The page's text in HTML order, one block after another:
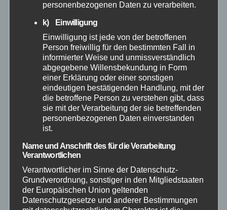
gemäß §32 UrhG auf Berechnung eines
ergänzenden Honorars.
G. Rückgabe des
Bildmaterials
Analoges Bildmaterial ist in der gelieferten
Form unverzüglich nach der Veröffentlichung
oder der vereinbarten Nutzung, spätestens
jedoch 3 Monate nach dem Lieferdatum,
unaufgefordert zurückzusenden; beizufügen
sind zwei Belegexemplare. Eine Verlängerung
der 3-Monatsfrist bedarf der schriftlichen
Genehmigung des Fotografen.
Digitale Daten sind nach Abschluss der
personenbezogenen Daten zu verarbeiten.
k) Einwilligung
Einwilligung ist jede von der betroffenen
Person freiwillig für den bestimmten Fall in
informierter Weise und unmissverständlich
abgegebene Willensbekundung in Form
einer Erklärung oder einer sonstigen
eindeutigen bestätigenden Handlung, mit der
die betroffene Person zu verstehen gibt, dass
sie mit der Verarbeitung der sie betreffenden
personenbezogenen Daten einverstanden
ist.
Name und Anschrift des für die Verarbeitung
Verantwortlichen
Verantwortlicher im Sinne der Datenschutz-
Grundverordnung, sonstiger in den Mitgliedstaaten
der Europäischen Union geltenden
Datenschutzgesetze und anderer Bestimmungen